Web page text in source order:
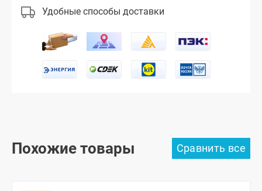
Удобные способы доставки
Похожие товары